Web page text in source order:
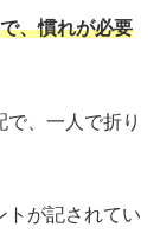
、慣れが必要
、一人で折り
トが記されてい